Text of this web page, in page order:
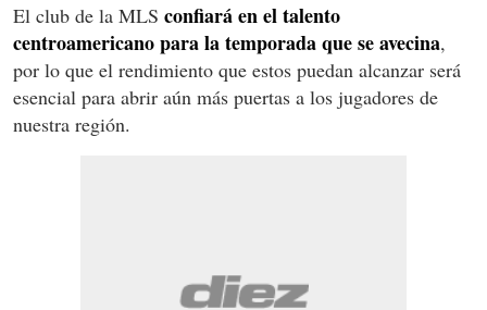
El club de la MLS confiará en el talento
centroamericano para la temporada que se avecina,
por lo que el rendimiento que estos puedan alcanzar será
esencial para abrir aún más puertas a los jugadores de
nuestra región.